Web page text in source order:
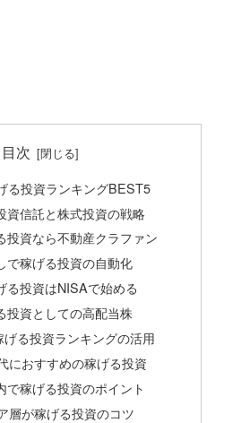
目次
る投資ランキングBEST5
資信託と株式投資の戦略
投資なら不動産クラファン
で稼げる投資の自動化
る投資はNISAで始める
投資としての高配当株
げる投資ランキングの活用
におすすめの稼げる投資
で稼げる投資のポイント
層が稼げる投資のコツ